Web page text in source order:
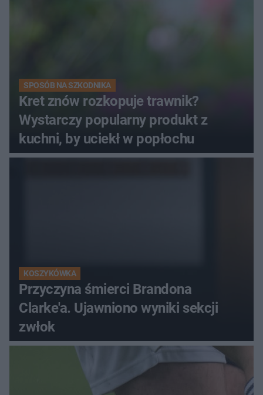
SPOSÓB NA SZKODNIKA
Kret znów rozkopuje trawnik?
Wystarczy popularny produkt z
kuchni, by uciekł w popłochu
KOSZYKÓWKA
Przyczyna śmierci Brandona
Clarke'a. Ujawniono wyniki sekcji
zwłok